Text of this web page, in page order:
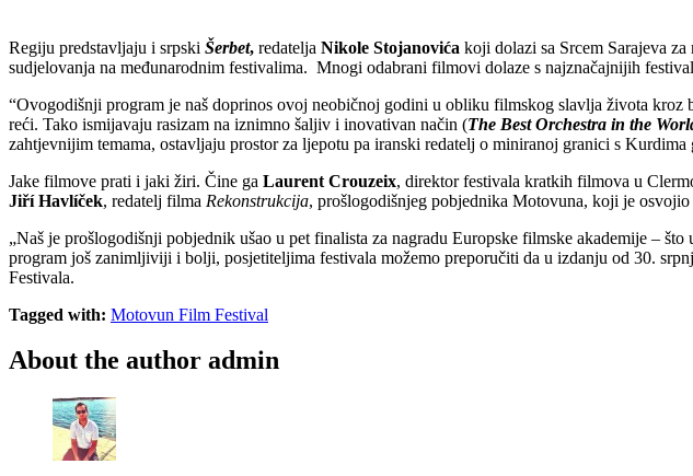
Regiju predstavljaju i srpski Šerbet, redatelja Nikole Stojanovića koji dolazi sa Srcem Sarajeva
sudjelovanja na međunarodnim festivalima. Mnogi odabrani filmovi dolaze s najznačajnijih
“Ovogodišnji program je naš doprinos ovoj neobičnoj godini u obliku filmskog slavlja života
reći. Tako ismijavaju rasizam na iznimno šaljiv i inovativan način (The Best Orchestra in the
zahtjevnijim temama, ostavljaju prostor za ljepotu pa iranski redatelj o miniranoj granici s
Jake filmove prati i jaki žiri. Čine ga Laurent Crouzeix, direktor festivala kratkih filmova u
Jiří Havlíček, redatelj filma Rekonstrukcija, prošlogodišnjeg pobjednika Motovuna, koji je
„Naš je prošlogodišnji pobjednik ušao u pet finalista za nagradu Europske filmske akademije –
program još zanimljiviji i bolji, posjetiteljima festivala možemo preporučiti da u izdanju od 30.
Festivala.
Tagged with: Motovun Film Festival
About the author admin